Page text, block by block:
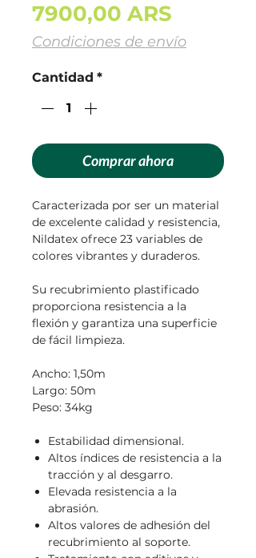
7900,00 ARS
Condiciones de envío
Cantidad *
Comprar ahora
Caracterizada por ser un material
de excelente calidad y resistencia,
Nildatex ofrece 23 variables de
colores vibrantes y duraderos.
Su recubrimiento plastificado
proporciona resistencia a la
flexión y garantiza una superficie
de fácil limpieza.
Ancho: 1,50m
Largo: 50m
Peso: 34kg
Estabilidad dimensional.
Altos índices de resistencia a la
tracción y al desgarro.
Elevada resistencia a la
abrasión.
Altos valores de adhesión del
recubrimiento al soporte.